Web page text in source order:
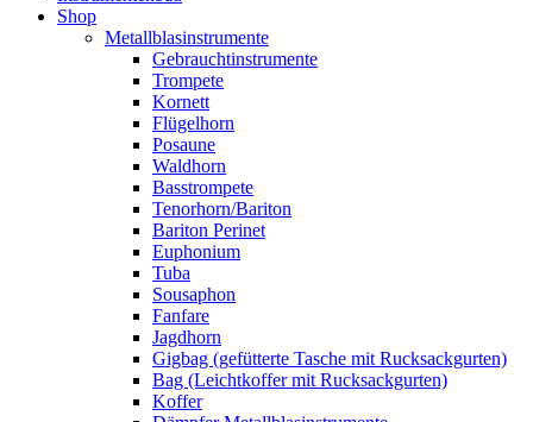
Shop
Metallblasinstrumente
Gebrauchtinstrumente
Trompete
Kornett
Flügelhorn
Posaune
Waldhorn
Basstrompete
Tenorhorn/Bariton
Bariton Perinet
Euphonium
Tuba
Sousaphon
Fanfare
Jagdhorn
Gigbag (gefütterte Tasche mit Rucksackgurten)
Bag (Leichtkoffer mit Rucksackgurten)
Koffer